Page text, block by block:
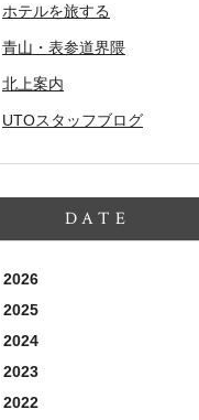
ホテルを旅する
青山・表参道界隈
北上案内
UTOスタッフブログ
DATE
2026
2025
2024
2023
2022